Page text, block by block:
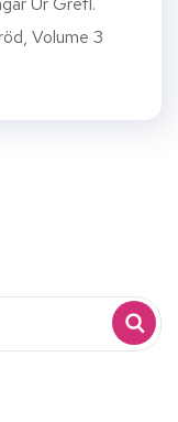
Volume 3